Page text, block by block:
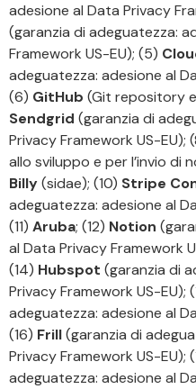
adesione al Data Privacy
(garanzia di adeguatezza:
Framework US-EU); (5)
adeguatezza: adesione al
(6) GitHub (Git repository
Sendgrid (garanzia di
Privacy Framework US-EU);
allo sviluppo e per l’invio di
Billy(sidae); (10) Stripe
adeguatezza: adesione al
(11) Aruba; (12) Notion
al Data Privacy Framework
(14) Hubspot (garanzia di
Privacy Framework US-EU);
adeguatezza: adesione al
(16) Frill(garanzia di
Privacy Framework US-EU);
adeguatezza: adesione al